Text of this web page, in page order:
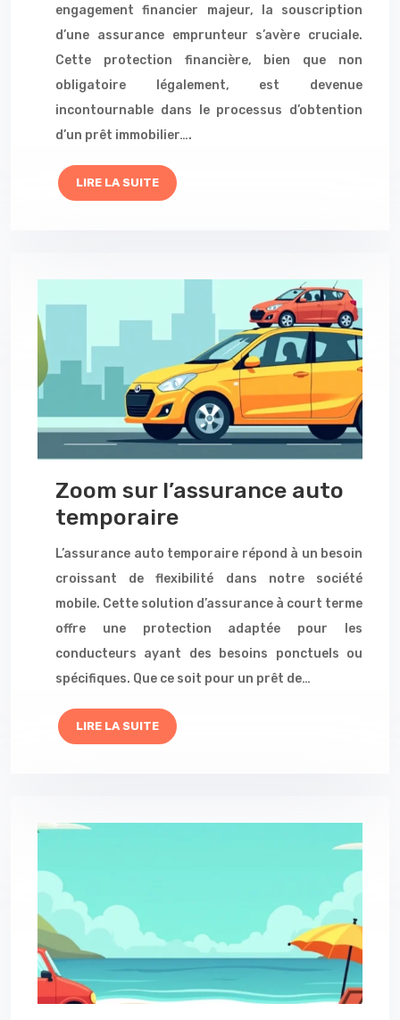
engagement financier majeur, la souscription
d’une assurance emprunteur s’avère cruciale.
Cette protection financière, bien que non
obligatoire légalement, est devenue
incontournable dans le processus d’obtention
d’un prêt immobilier….
LIRE LA SUITE
Zoom sur l’assurance auto
temporaire
L’assurance auto temporaire répond à un besoin
croissant de flexibilité dans notre société
mobile. Cette solution d’assurance à court terme
offre une protection adaptée pour les
conducteurs ayant des besoins ponctuels ou
spécifiques. Que ce soit pour un prêt de…
LIRE LA SUITE